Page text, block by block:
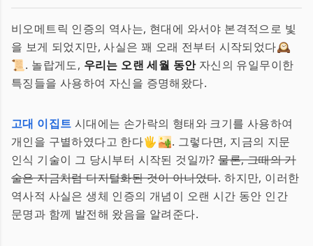
비오메트릭 인증의 역사는, 현대에 와서야 본격적으로 빛
을 보게 되었지만, 사실은 꽤 오래 전부터 시작되었다🕰️
📜. 놀랍게도, 우리는 오랜 세월 동안자신의 유일무이한
특징들을 사용하여 자신을 증명해왔다.
고대 이집트 시대에는 손가락의 형태와 크기를 사용하여
개인을 구별하였다고 한다🖐️🏜️. 그렇다면, 지금의 지문
인식 기술이 그 당시부터 시작된 것일까?물론, 그때의 기
술은 지금처럼 디지털화된 것이 아니었다. 하지만, 이러한
역사적 사실은 생체 인증의 개념이 오랜 시간 동안 인간
문명과 함께 발전해 왔음을 알려준다.